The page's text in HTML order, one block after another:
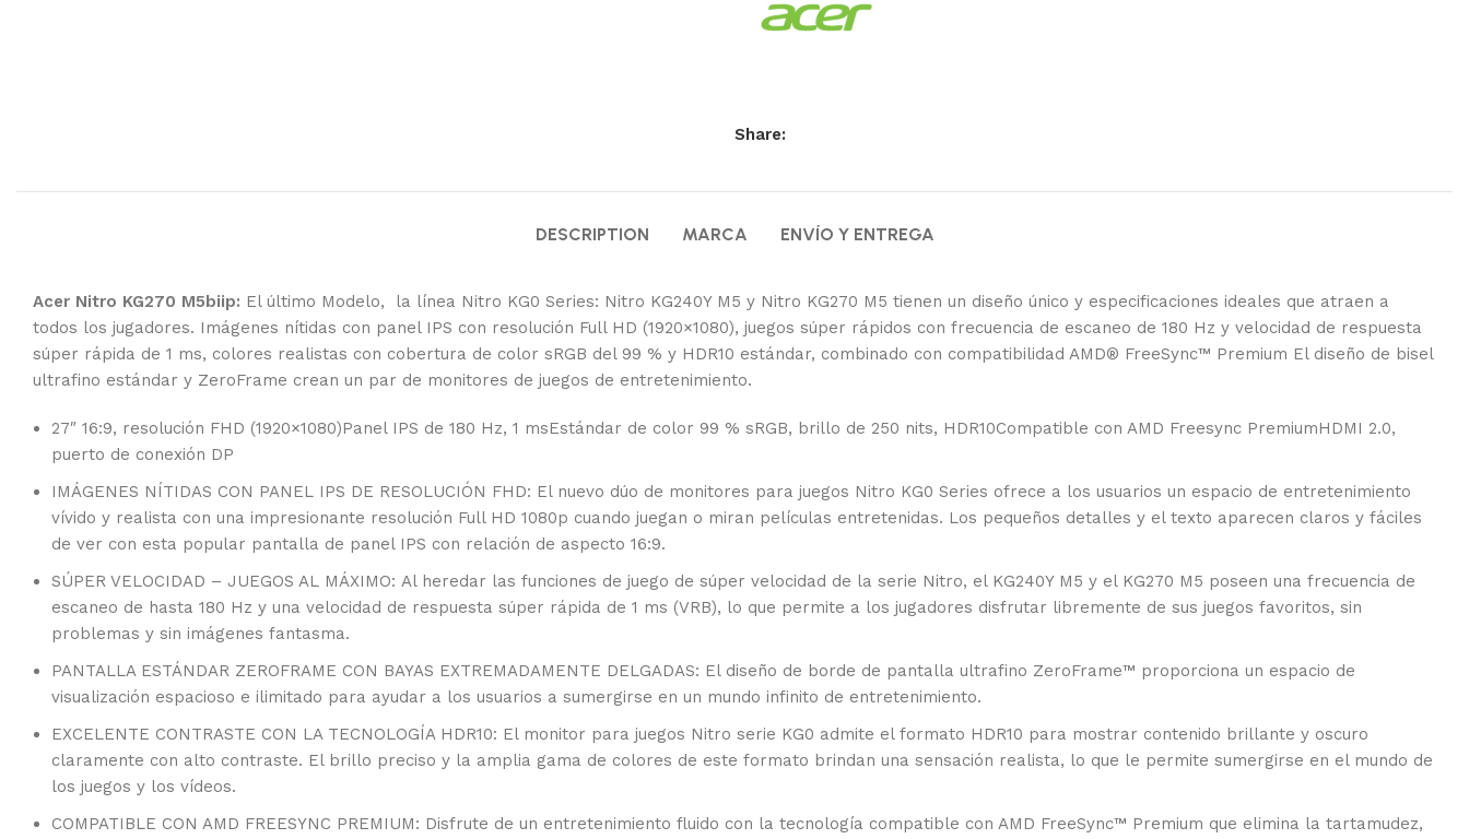
Share:
DESCRIPTION MARCA ENVÍO Y ENTREGA
Acer Nitro KG270 M5biip: El último Modelo, la línea Nitro KG0 Series: Nitro KG240Y M5 y Nitro KG270 M5 tienen un diseño único y especificaciones ideales que atraen a
todos los jugadores. Imágenes nítidas con panel IPS con resolución Full HD (1920×1080), juegos súper rápidos con frecuencia de escaneo de 180 Hz y velocidad de respuesta
súper rápida de 1 ms, colores realistas con cobertura de color sRGB del 99 % y HDR10 estándar, combinado con compatibilidad AMD® FreeSync™ Premium El diseño de bisel
ultrafino estándar y ZeroFrame crean un par de monitores de juegos de entretenimiento.
27″ 16:9, resolución FHD (1920×1080)Panel IPS de 180 Hz, 1 msEstándar de color 99 % sRGB, brillo de 250 nits, HDR10Compatible con AMD Freesync PremiumHDMI 2.0,
puerto de conexión DP
IMÁGENES NÍTIDAS CON PANEL IPS DE RESOLUCIÓN FHD: El nuevo dúo de monitores para juegos Nitro KG0 Series ofrece a los usuarios un espacio de entretenimiento
vívido y realista con una impresionante resolución Full HD 1080p cuando juegan o miran películas entretenidas. Los pequeños detalles y el texto aparecen claros y fáciles
de ver con esta popular pantalla de panel IPS con relación de aspecto 16:9.
SÚPER VELOCIDAD – JUEGOS AL MÁXIMO: Al heredar las funciones de juego de súper velocidad de la serie Nitro, el KG240Y M5 y el KG270 M5 poseen una frecuencia de
escaneo de hasta 180 Hz y una velocidad de respuesta súper rápida de 1 ms (VRB), lo que permite a los jugadores disfrutar libremente de sus juegos favoritos, sin
problemas y sin imágenes fantasma.
PANTALLA ESTÁNDAR ZEROFRAME CON BAYAS EXTREMADAMENTE DELGADAS: El diseño de borde de pantalla ultrafino ZeroFrame™ proporciona un espacio de
visualización espacioso e ilimitado para ayudar a los usuarios a sumergirse en un mundo infinito de entretenimiento.
EXCELENTE CONTRASTE CON LA TECNOLOGÍA HDR10: El monitor para juegos Nitro serie KG0 admite el formato HDR10 para mostrar contenido brillante y oscuro
claramente con alto contraste. El brillo preciso y la amplia gama de colores de este formato brindan una sensación realista, lo que le permite sumergirse en el mundo de
los juegos y los vídeos.
COMPATIBLE CON AMD FREESYNC PREMIUM: Disfrute de un entretenimiento fluido con la tecnología compatible con AMD FreeSync™ Premium que elimina la tartamudez,